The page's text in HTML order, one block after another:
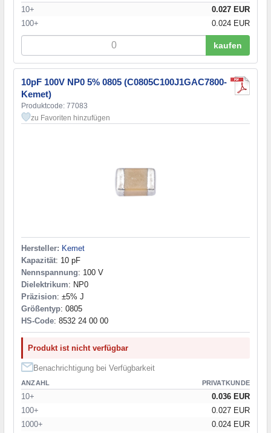
10+
0.027 EUR
100+
0.024 EUR
kaufen
10pF 100V NP0 5% 0805 (C0805C100J1GAC7800-
Kemet)
Produktcode: 77083
zu Favoriten hinzufügen
Hersteller: Kemet
Kapazität: 10 pF
Nennspannung: 100 V
Dielektrikum: NP0
Präzision: ±5% J
Größentyp: 0805
HS-Code: 8532 24 00 00
Produkt ist nicht verfügbar
Benachrichtigung bei Verfügbarkeit
ANZAHL PRIVATKUNDE
10+
0.036 EUR
100+
0.027 EUR
1000+
0.024 EUR